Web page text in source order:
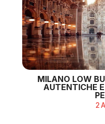
MILANO LOW
AUTENTICHE
2